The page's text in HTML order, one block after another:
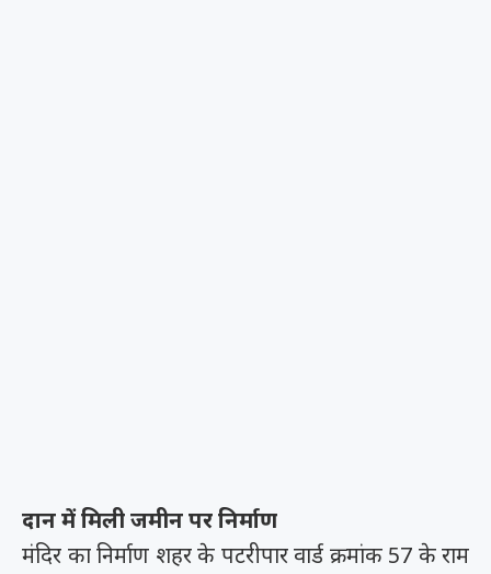
दान में मिली जमीन पर निर्माण
मंदिर का निर्माण शहर के पटरीपार वार्ड क्रमांक 57 के राम